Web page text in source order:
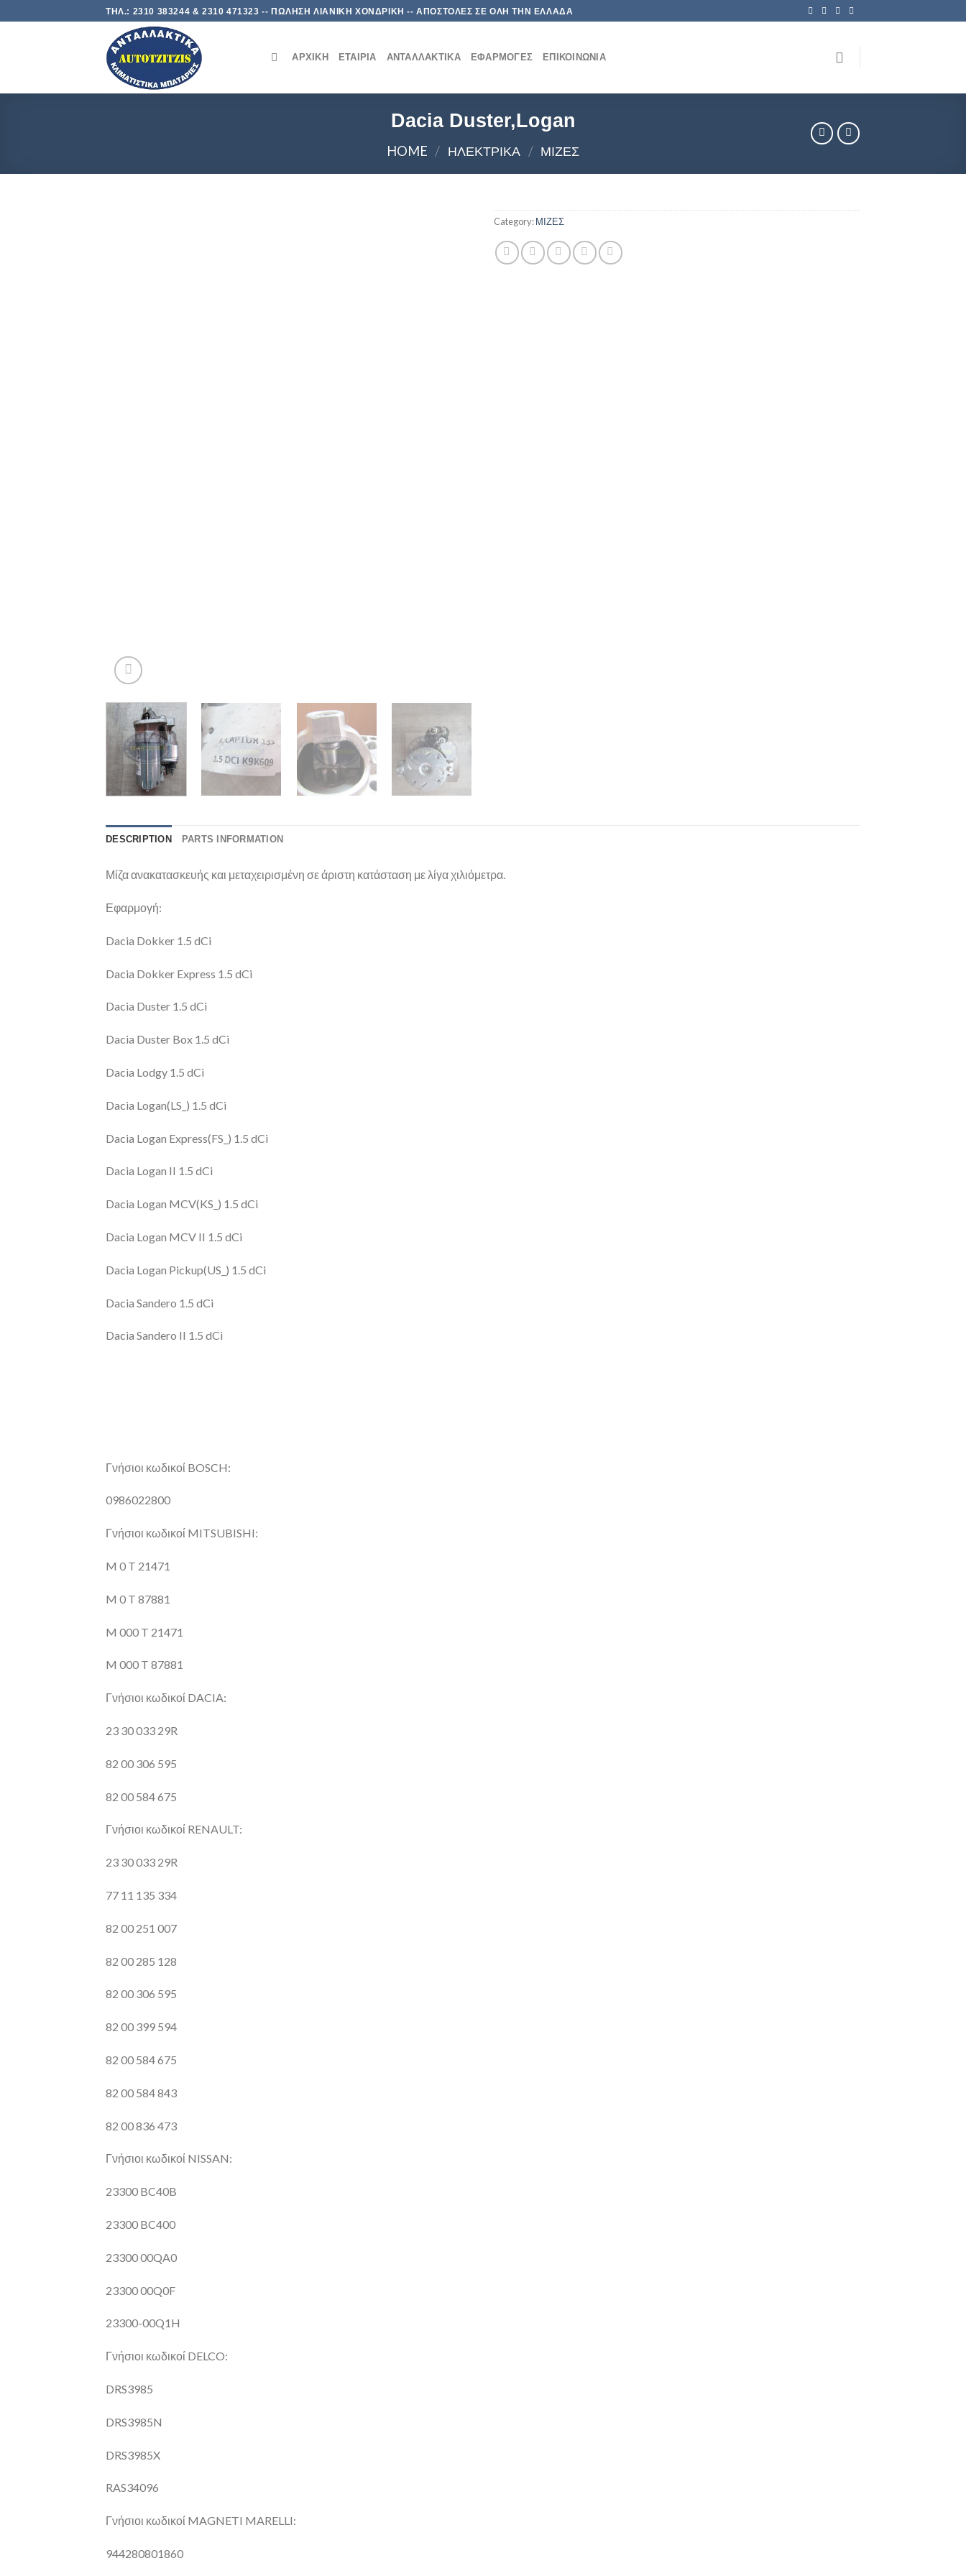
to
ΤΗΛ.: 2310 383244 & 2310 471323 -- ΠΩΛΗΣΗ ΛΙΑΝΙΚΗ ΧΟΝΔΡΙΚΗ -- ΑΠΟΣΤΟΛΕΣ ΣΕ ΟΛΗ ΤΗΝ ΕΛΛΑΔΑ
ΑΡΧΙΚΉ ΕΤΑΙΡΊΑ ΑΝΤΑΛΛΑΚΤΙΚΆ ΕΦΑΡΜΟΓΈΣ ΕΠΙΚΟΙΝΩΝΊΑ
Dacia Duster,Logan
HOME / ΗΛΕΚΤΡΙΚΑ / ΜΙΖΕΣ
Category:ΜΙΖΕΣ
DESCRIPTION PARTS INFORMATION
Μίζα ανακατασκευής και μεταχειρισμένη σε άριστη κατάσταση με λίγα χιλιόμετρα.
Εφαρμογή:
Dacia Dokker 1.5 dCi
Dacia Dokker Express 1.5 dCi
Dacia Duster 1.5 dCi
Dacia Duster Box 1.5 dCi
Dacia Lodgy 1.5 dCi
Dacia Logan(LS_) 1.5 dCi
Dacia Logan Express(FS_) 1.5 dCi
Dacia Logan II 1.5 dCi
Dacia Logan MCV(KS_) 1.5 dCi
Dacia Logan MCV II 1.5 dCi
Dacia Logan Pickup(US_) 1.5 dCi
Dacia Sandero 1.5 dCi
Dacia Sandero II 1.5 dCi
Γνήσιοι κωδικοί BOSCH:
0986022800
Γνήσιοι κωδικοί MITSUBISHI:
M 0 T 21471
M 0 T 87881
M 000 T 21471
M 000 T 87881
Γνήσιοι κωδικοί DACIA:
23 30 033 29R
82 00 306 595
82 00 584 675
Γνήσιοι κωδικοί RENAULT:
23 30 033 29R
77 11 135 334
82 00 251 007
82 00 285 128
82 00 306 595
82 00 399 594
82 00 584 675
82 00 584 843
82 00 836 473
Γνήσιοι κωδικοί NISSAN:
23300 BC40B
23300 BC400
23300 00QA0
23300 00Q0F
23300-00Q1H
Γνήσιοι κωδικοί DELCO:
DRS3985
DRS3985N
DRS3985X
RAS34096
Γνήσιοι κωδικοί MAGNETI MARELLI:
944280801860